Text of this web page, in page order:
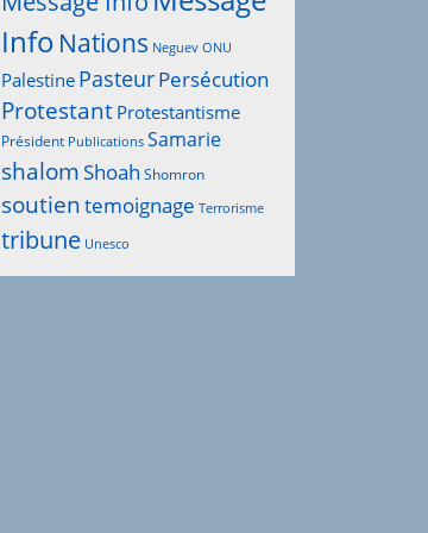
Info Nations Neguev ONU
Palestine PasteurPersécution
Protestant Protestantisme
Président Publications Samarie
shalomShoah Shomron
soutientemoignage Terrorisme
tribune Unesco